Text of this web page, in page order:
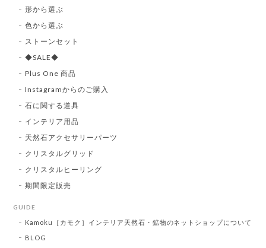
形から選ぶ
色から選ぶ
ストーンセット
◆SALE◆
Plus One 商品
Instagramからのご購入
石に関する道具
インテリア用品
天然石アクセサリーパーツ
クリスタルグリッド
クリスタルヒーリング
期間限定販売
GUIDE
Kamoku［カモク］インテリア天然石・鉱物のネットショップについて
BLOG